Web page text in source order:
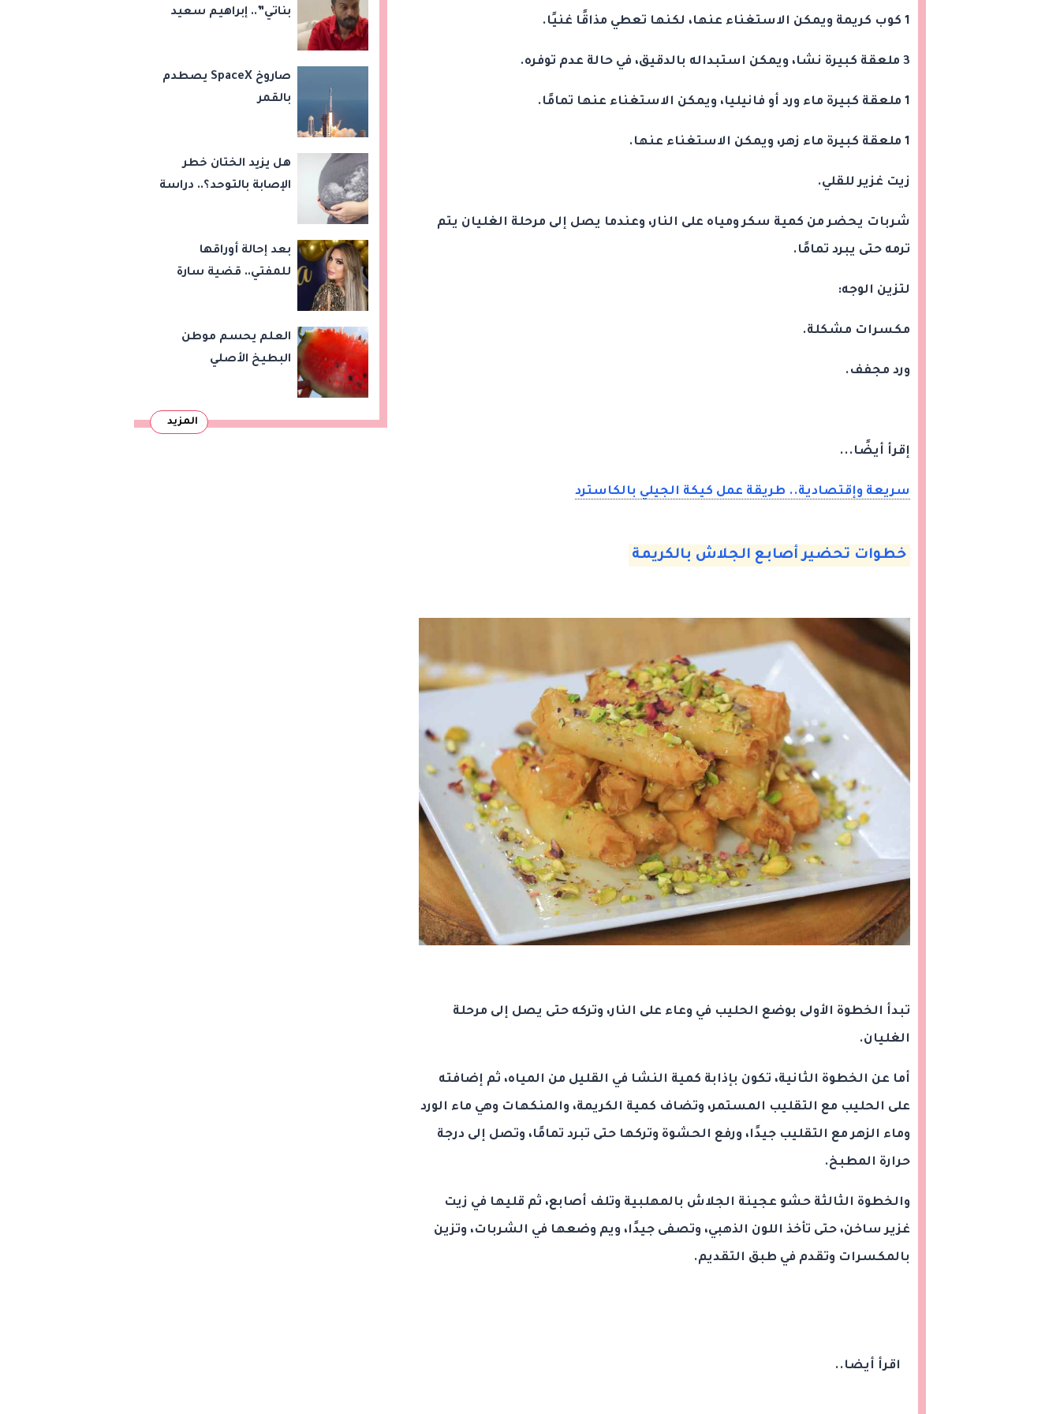
1 كوب كريمة ويمكن الاستغناء عنها، لكنها تعطي مذاقًا غنيًا.
3 ملعقة كبيرة نشا، ويمكن استبداله بالدقيق، في حالة عدم توفره.
1 ملعقة كبيرة ماء ورد أو فانيليا، ويمكن الاستغناء عنها تمامًا.
1 ملعقة كبيرة ماء زهر، ويمكن الاستغناء عنها.
زيت غزير للقلي.
شربات يحضر من كمية سكر ومياه على النار، وعندما يصل إلى مرحلة الغليان يتم
ترمه حتى يبرد تمامًا.
لتزين الوجه:
مكسرات مشكلة.
ورد مجفف.
إقرأ أيضًا...
سريعة وإقتصادية.. طريقة عمل كيكة الجيلي بالكاسترد
خطوات تحضير أصابع الجلاش بالكريمة
تبدأ الخطوة الأولى بوضع الحليب في وعاء على النار، وتركه حتى يصل إلى مرحلة
الغليان.
أما عن الخطوة الثانية، تكون بإذابة كمية النشا في القليل من المياه، ثم إضافته
على الحليب مع التقليب المستمر، وتضاف كمية الكريمة، والمنكهات وهي ماء الورد
وماء الزهر مع التقليب جيدًا، ورفع الحشوة وتركها حتى تبرد تمامًا، وتصل إلى درجة
حرارة المطبخ.
والخطوة الثالثة حشو عجينة الجلاش بالمهلبية وتلف أصابع، ثم قليها في زيت
غزير ساخن، حتى تأخذ اللون الذهبي، وتصفى جيدًا، ويم وضعها في الشربات، وتزين
بالمكسرات وتقدم في طبق التقديم.
اقرأ أيضا..
بناتي”.. إبراهيم سعيد
لابنتيه
صاروخ SpaceX يصطدم
بالقمر
هل يزيد الختان خطر
الإصابة بالتوحد؟.. دراسة
بعد إحالة أوراقها
للمفتي.. قضية سارة
العلم يحسم موطن
البطيخ الأصلي
المزيد